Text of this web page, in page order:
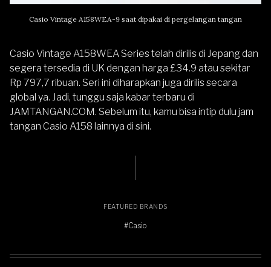
Casio Vintage A158WEA-9 saat dipakai di pergelangan tangan
Casio Vintage A158WEA Series telah dirilis di Jepang dan
segera tersedia di UK dengan harga £34.9 atau sekitar
Rp 797,7 ribuan. Seri ini diharapkan juga dirilis secara
global ya. Jadi, tunggu saja kabar terbaru di
JAMTANGAN.COM. Sebelum itu, kamu bisa intip dulu jam
tangan Casio A158 lainnya di sini.
FEATURED BRANDS
#Casio